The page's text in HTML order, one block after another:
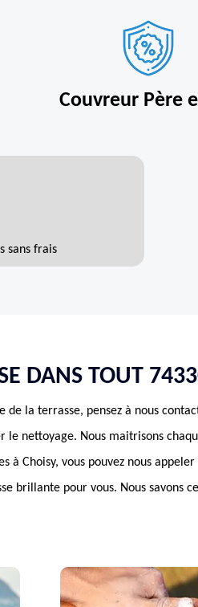
Couvreur Père
sans frais
DANS TOUT
de la terrasse, pensez à nous
le nettoyage. Nous maitrisons
à Choisy, vous pouvez nous appeler
brillante pour vous. Nous savons ce